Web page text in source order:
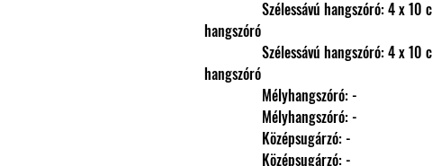
hangszóró
hangszóró
                Mélyhangszóró: -
                Mélyhangszóró: -
                Középsugárzó: -
                Középsugárzó: -